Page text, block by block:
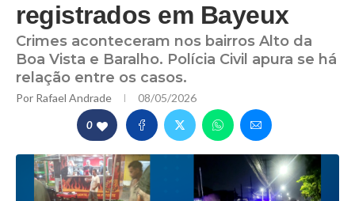
registrados em Bayeux
Crimes aconteceram nos bairros Alto da
Boa Vista e Baralho. Polícia Civil apura se há
relação entre os casos.
Por Rafael Andrade 08/05/2026
0